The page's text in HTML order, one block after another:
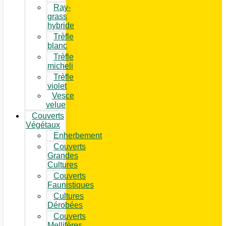
Ray-
grass
hybride
Trèfle
blanc
Trèfle
micheli
Trèfle
violet
Vesce
velue
Couverts
Végétaux
Enherbement
Couverts
Grandes
Cultures
Couverts
Faunistiques
Cultures
Dérobées
Couverts